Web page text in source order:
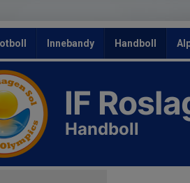
Innebandy Handboll
IF
Handboll